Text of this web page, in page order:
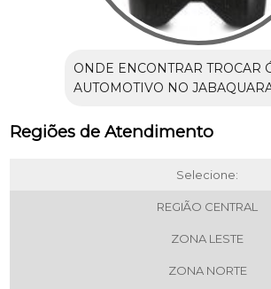
ONDE ENCONTRAR TROCAR
AUTOMOTIVO NO
Regiões de Atendimento
Selecione:
REGIÃO CENTRAL
ZONA LESTE
ZONA NORTE